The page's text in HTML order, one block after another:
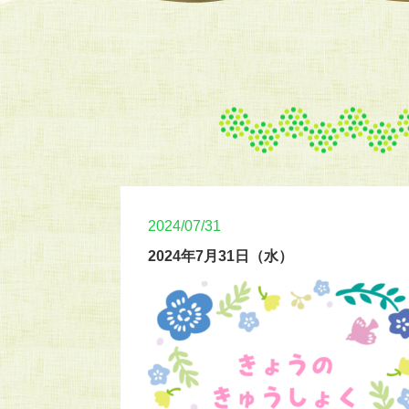
2024/07/31
2024年7月31日（水）